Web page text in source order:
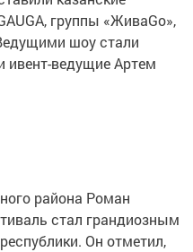
группы «ЖиваGо»,
шоу стали
ивент-ведущие Артем
района Роман
стал грандиозным
Он отметил,